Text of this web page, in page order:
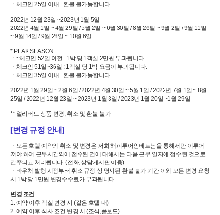
ㆍ체크인 25일 이내 : 환불 불가능합니다.
2022년 12월 23일 ~2023년 1월 5일
2022년 4월 1일 ~ 4월 29일 / 5월 2일 ~ 6월 30일 / 8월 26일 ~ 9월 2일 / 9월 11일
~ 9월 14일 / 9월 28일 ~ 10월 6일
* PEAK SEASON
ㆍ~체크인 52일 이전 : 1박 당 1객실 2만원 부과됩니다.
ㆍ체크인 51일~36일 : 1객실 당 1박 요금이 부과됩니다.
ㆍ체크인 35일 이내 : 환불 불가능합니다.
2022년 1월 29일 ~ 2월 6일 / 2022년 4월 30일 ~ 5월 1일 / 2022년 7월 1일 ~ 8월
25일 / 2022년 12월 23일 ~ 2023년 1월 3일 / 2023년 1월 20일 ~1월 29일
** 얼리버드 상품 변경, 취소 및 환불 불가
[변경 규정 안내]
ㆍ모든 호텔 예약의 취소 및 변경은 저희 해피투어인베트남을 통해서만 이루어
져야 하며 근무시간외에 접수된 건에 대해서는 다음 근무 일자에 접수된 것으로
간주되고 처리됩니다. (전화, 상담게시판 이용)
ㆍ바우처 발행 시점부터 취소 규정 상 명시된 환불 불가 기간 이외 모든 변경 요청
시 1박 당 1만원 변경수수료가 부과됩니다.
변경 조건
1. 예약 이후 객실 변경 시 (같은 호텔 내)
2. 예약 이후 식사 조건 변경 시 (조식,풀보드)